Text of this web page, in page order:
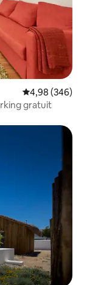
Évaluation
4,98 (346)
gratuit